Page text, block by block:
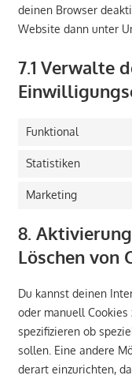
deinen Browser
Website dann unter
7.1 Verwalte
Funktional
Statistiken
Marketing
8.
Löschen von
Du kannst deinen
oder manuell Cookies
spezifizieren ob
sollen. Eine andere
derart einzurichten,